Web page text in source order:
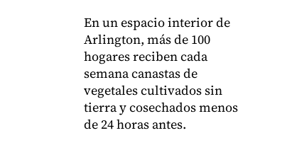
En un espacio interior de
Arlington, más de 100
hogares reciben cada
semana canastas de
vegetales cultivados sin
tierra y cosechados menos
de 24 horas antes.